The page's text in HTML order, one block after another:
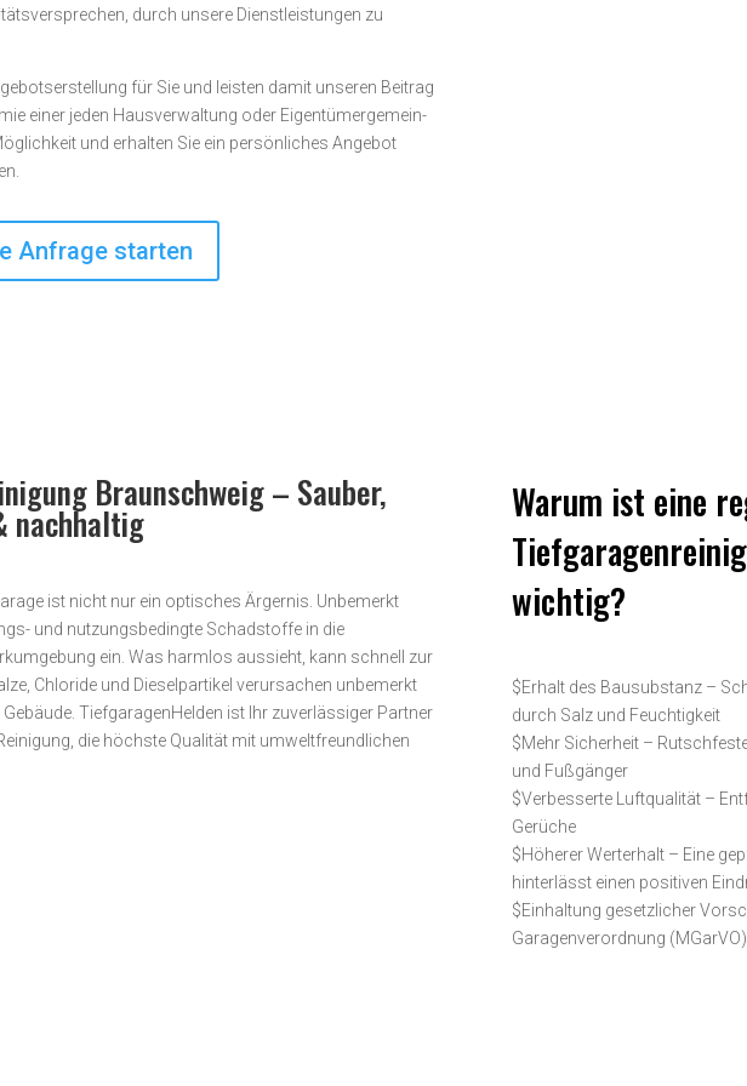
durch unsere Dienst­­leistungen zu
für Sie und leisten damit unseren Beitrag
einer jeden Haus­­ver­waltung oder Eigen­tümer­­gemein­
und erhalten Sie ein persönliches Angebot
Anfrage starten
Braunschweig – Sauber,
nachhaltig
ist nicht nur ein optisches Ärgernis. Unbemerkt
und nutzungs­bedingte Schadstoffe in die
ein. Was harmlos aussieht, kann schnell zur
Chloride und Dieselpartikel verursachen unbemerkt
TiefgaragenHelden ist Ihr zuverlässiger Partner
die höchste Qualität mit umwelt­freundlichen
Warum ist eine
wichtig?
$Erhalt des Bausubstanz –
durch Salz und Feuchtigkeit
$Mehr Sicherheit –
und Fußgänger
$Verbesserte Luftqualität –
Gerüche
$Höherer Werterhalt – Eine
hinterlässt einen positiven
$Einhaltung gesetzlicher
Garagenverordnung